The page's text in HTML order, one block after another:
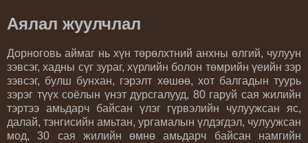
Аялал жуулчлал
Дорноговь аймаг нь хүн төрөлхтний анхны өлгий, чулуун
зэвсэг, хадны сүг зураг, хүрлийн болон төмрийн үеийн зэр
зэвсэг, булш бунхан, гэрэлт хөшөө, хот балгадын туурь
зэрэг түүх соёлын үнэт дурсгалууд, 80 гаруй сая жилийн
тэртээ амьдарч байсан үлэг гүрвэлийн чулуужсан яс,
далай, тэнгисийн амьтан, ургамалын үлдэгдэл, чулуужсан
мод, 30 сая жилийн өмнө амьдарч байсан намгийн